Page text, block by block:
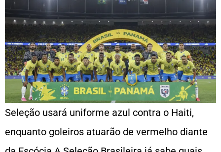
Seleção usará uniforme azul contra o Haiti,
enquanto goleiros atuarão de vermelho diante